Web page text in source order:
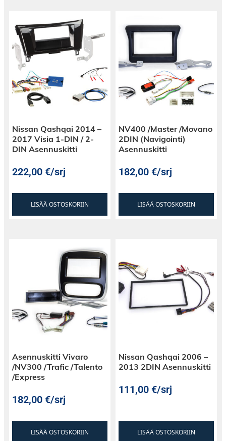
Nissan Qashqai 2014 –
2017 Visia 1-DIN / 2-
DIN Asennuskitti
222,00€/srj
LISÄÄ OSTOSKORIIN
NV400 /Master /Movano
2DIN (Navigointi)
Asennuskitti
182,00€/srj
LISÄÄ OSTOSKORIIN
Asennuskitti Vivaro
/NV300 /Trafic /Talento
/Express
182,00€/srj
LISÄÄ OSTOSKORIIN
Nissan Qashqai 2006 –
2013 2DIN Asennuskitti
111,00€/srj
LISÄÄ OSTOSKORIIN